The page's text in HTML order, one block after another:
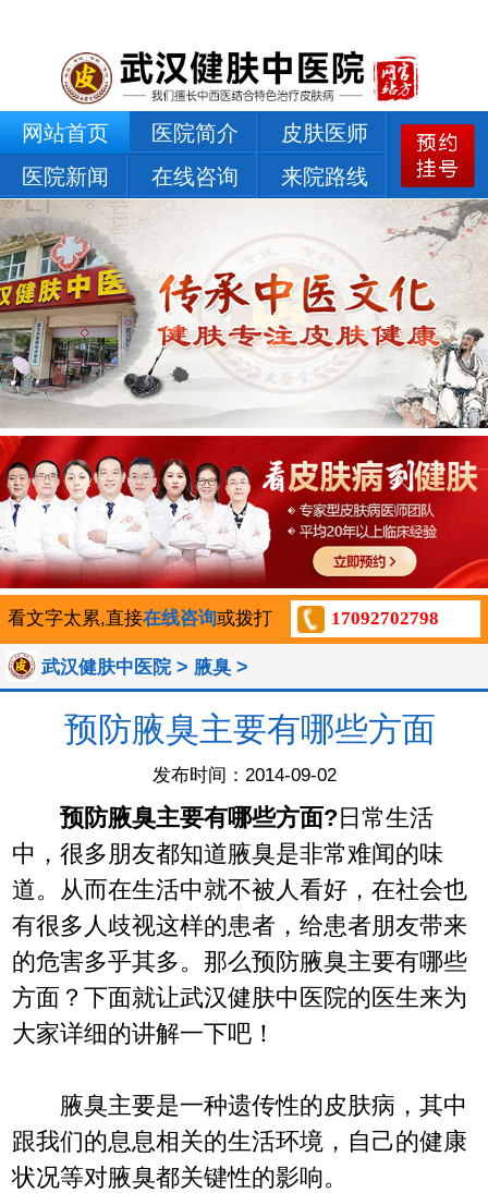
网站首页 医院简介
皮肤医师
医院新闻
在线咨询 来院路线
看文字太累,直接在线咨询或拨打 17092702798
武汉健肤中医院> 腋臭>
预防腋臭主要有哪些方面
发布时间：2014-09-02
预防腋臭主要有哪些方面?日常生活
中，很多朋友都知道腋臭是非常难闻的味
道。从而在生活中就不被人看好，在社会也
有很多人歧视这样的患者，给患者朋友带来
的危害多乎其多。那么预防腋臭主要有哪些
方面？下面就让武汉健肤中医院的医生来为
大家详细的讲解一下吧！
腋臭主要是一种遗传性的皮肤病，其中
跟我们的息息相关的生活环境，自己的健康
状况等对腋臭都关键性的影响。